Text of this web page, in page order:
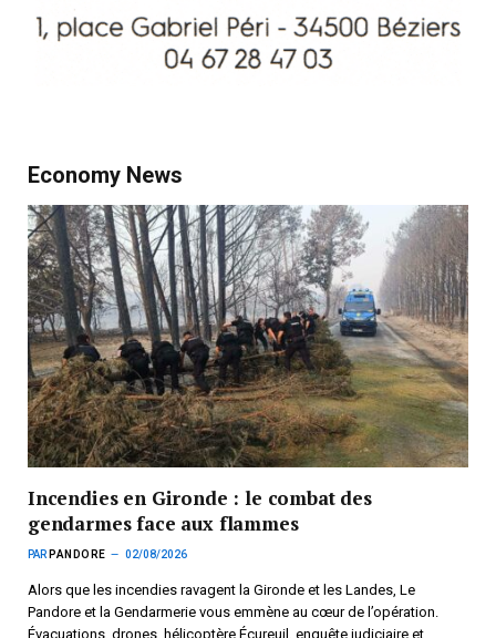
Economy News
Incendies en Gironde : le combat des
gendarmes face aux flammes
PAR PANDORE 02/08/2026
Alors que les incendies ravagent la Gironde et les Landes, Le
Pandore et la Gendarmerie vous emmène au cœur de l’opération.
Évacuations, drones, hélicoptère Écureuil, enquête judiciaire et